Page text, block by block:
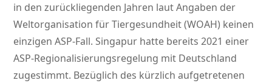
in den zurückliegenden Jahren laut Angaben der
Weltorganisation für Tiergesundheit (WOAH) keinen
einzigen ASP-Fall. Singapur hatte bereits 2021 einer
ASP-Regionalisierungsregelung mit Deutschland
zugestimmt. Bezüglich des kürzlich aufgetretenen